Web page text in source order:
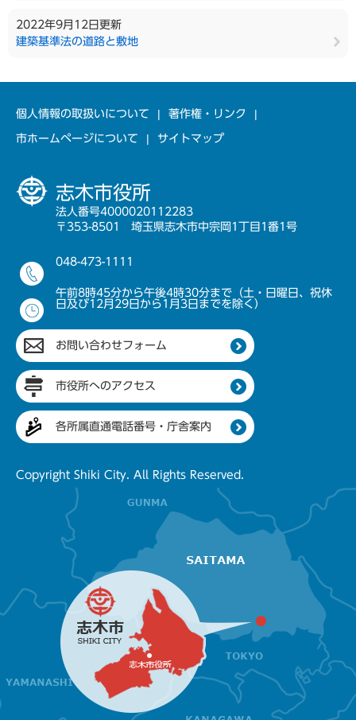
2022年9月12日更新
建築基準法の道路と敷地
個人情報の取扱いについて 著作権・リンク
市ホームページについて サイトマップ
志木市役所
法人番号4000020112283
〒353-8501 埼玉県志木市中宗岡1丁目1番1号
048-473-1111
午前8時45分から午後4時30分まで（土・日曜日、祝休
日及び12月29日から1月3日までを除く）
お問い合わせフォーム
市役所へのアクセス
各所属直通電話番号・庁舎案内
Copyright Shiki City. All Rights Reserved.